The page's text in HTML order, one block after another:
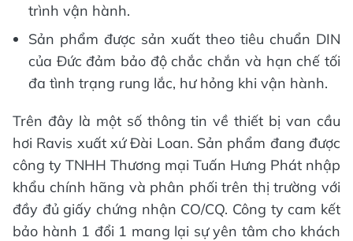
trình vận hành.
Sản phẩm được sản xuất theo tiêu chuẩn DIN
của Đức đảm bảo độ chắc chắn và hạn chế tối
đa tình trạng rung lắc, hư hỏng khi vận hành.
Trên đây là một số thông tin về thiết bị van cầu
hơi Ravis xuất xứ Đài Loan. Sản phẩm đang được
công ty TNHH Thương mại Tuấn Hưng Phát nhập
khẩu chính hãng và phân phối trên thị trường với
đầy đủ giấy chứng nhận CO/CQ. Công ty cam kết
bảo hành 1 đổi 1 mang lại sự yên tâm cho khách